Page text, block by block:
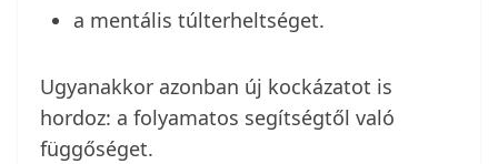
a mentális túlterheltséget.
Ugyanakkor azonban új kockázatot is
hordoz: a folyamatos segítségtől való
függőséget.